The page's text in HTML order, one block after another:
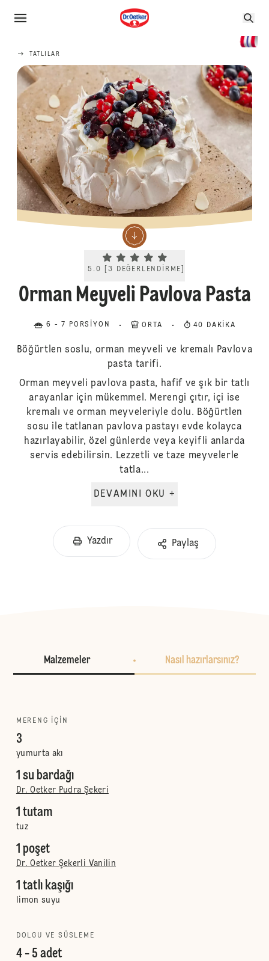
TATLILAR
Current rating 5.0. Click to rate.
5.0 [3 DEĞERLENDIRME
Orman Meyveli Pavlova Pasta
6 - 7 PORSIYON ORTA 40 DAKIKA
Böğürtlen soslu, orman meyveli ve kremalı Pavlova
pasta tarifi.
Orman meyveli pavlova pasta, hafif ve şık bir tatlı
arayanlar için mükemmel. Merengi çıtır, içi ise
kremalı ve orman meyveleriyle dolu. Böğürtlen
sosu ile tatlanan pavlova pastayı evde kolayca
hazırlayabilir, özel günlerde veya keyifli anlarda
servis edebilirsin. Lezzetli ve taze meyvelerle
tatla...
DEVAMINI OKU +
Yazdır Paylaş
Malzemeler Nasıl hazırlarsınız?
MERENG IÇIN
3
yumurta akı
1 su bardağı
Dr. Oetker Pudra Şekeri
1 tutam
tuz
1 poşet
Dr. Oetker Şekerli Vanilin
1 tatlı kaşığı
limon suyu
DOLGU VE SÜSLEME
4 - 5 adet